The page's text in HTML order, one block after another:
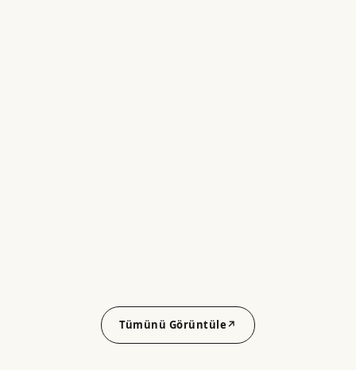
Tümünü Görüntüle↗